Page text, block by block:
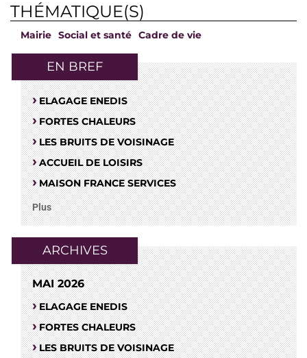
THÉMATIQUE(S)
Mairie Social et santé Cadre de vie
EN BREF
ELAGAGE ENEDIS
FORTES CHALEURS
LES BRUITS DE VOISINAGE
ACCUEIL DE LOISIRS
MAISON FRANCE SERVICES
Plus
ARCHIVES
MAI 2026
ELAGAGE ENEDIS
FORTES CHALEURS
LES BRUITS DE VOISINAGE